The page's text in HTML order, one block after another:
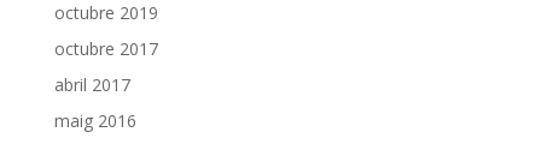
octubre 2019
octubre 2017
abril 2017
maig 2016